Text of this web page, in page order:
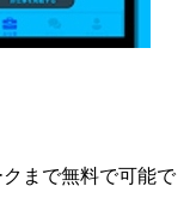
まで無料で可能で